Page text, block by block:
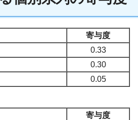
寄与度
0.33
0.30
0.05
寄与度